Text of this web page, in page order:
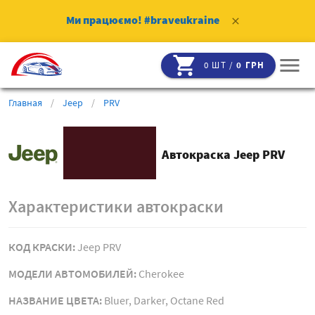
Ми працюємо! #braveukraine clear
shopping_cart 0 ШТ /0 ГРН menu
Главная / Jeep / PRV
Автокраска Jeep PRV
Характеристики автокраски
КОД КРАСКИ:Jeep PRV
МОДЕЛИ АВТОМОБИЛЕЙ: Cherokee
НАЗВАНИЕ ЦВЕТА: Bluer, Darker, Octane Red